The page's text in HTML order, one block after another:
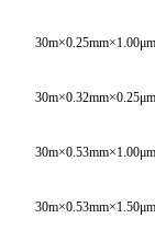
30m×0.25mm×1.00μm
30m×0.32mm×0.25μm
30m×0.53mm×1.00μm
30m×0.53mm×1.50μm